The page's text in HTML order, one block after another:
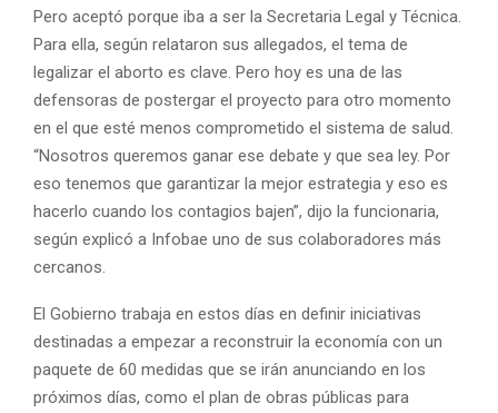
Pero aceptó porque iba a ser la Secretaria Legal y Técnica.
Para ella, según relataron sus allegados, el tema de
legalizar el aborto es clave. Pero hoy es una de las
defensoras de postergar el proyecto para otro momento
en el que esté menos comprometido el sistema de salud.
“Nosotros queremos ganar ese debate y que sea ley. Por
eso tenemos que garantizar la mejor estrategia y eso es
hacerlo cuando los contagios bajen”, dijo la funcionaria,
según explicó a Infobae uno de sus colaboradores más
cercanos.
El Gobierno trabaja en estos días en definir iniciativas
destinadas a empezar a reconstruir la economía con un
paquete de 60 medidas que se irán anunciando en los
próximos días, como el plan de obras públicas para